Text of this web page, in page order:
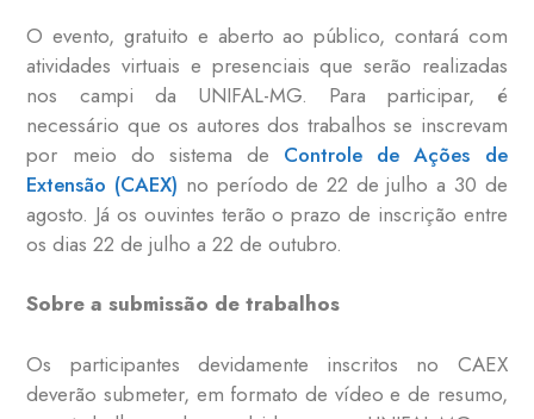
O evento, gratuito e aberto ao público, contará com
atividades virtuais e presenciais que serão realizadas
nos campi da UNIFAL-MG. Para participar, é
necessário que os autores dos trabalhos se inscrevam
por meio do sistema de Controle de Ações de
Extensão (CAEX) no período de 22 de julho a 30 de
agosto. Já os ouvintes terão o prazo de inscrição entre
os dias 22 de julho a 22 de outubro.
Sobre a submissão de trabalhos
Os participantes devidamente inscritos no CAEX
deverão submeter, em formato de vídeo e de resumo,